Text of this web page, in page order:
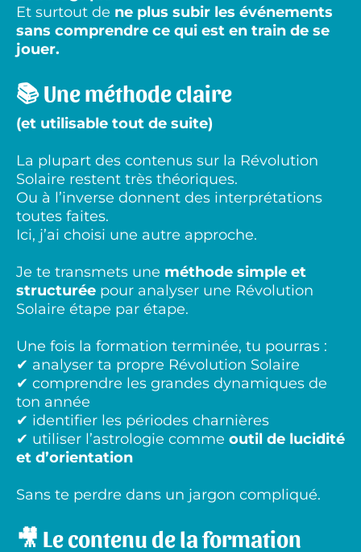
Et surtout de ne plus subir les événements
sans comprendre ce qui est en train de se
jouer.
📚 Une méthode claire
(et utilisable tout de suite)
La plupart des contenus sur la Révolution
Solaire restent très théoriques.
Ou à l’inverse donnent des interprétations
toutes faites.
Ici, j’ai choisi une autre approche.
Je te transmets une méthode simple et
structurée pour analyser une Révolution
Solaire étape par étape.
Une fois la formation terminée, tu pourras :
✔ analyser ta propre Révolution Solaire
✔ comprendre les grandes dynamiques de
ton année
✔ identifier les périodes charnières
✔ utiliser l’astrologie comme outil de lucidité
et d’orientation
Sans te perdre dans un jargon compliqué.
🎥 Le contenu de la formation